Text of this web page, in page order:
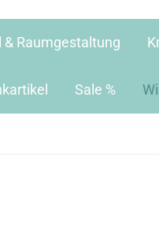
& Raumgestaltung
Sale %